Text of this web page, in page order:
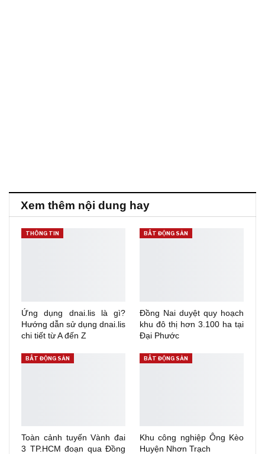
Xem thêm nội dung hay
THÔNG TIN
Ứng dụng dnai.lis là gì?
Hướng dẫn sử dụng dnai.lis
chi tiết từ A đến Z
BẤT ĐỘNG SẢN
Đồng Nai duyệt quy hoạch
khu đô thị hơn 3.100 ha tại
Đại Phước
BẤT ĐỘNG SẢN
Toàn cảnh tuyến Vành đai
3 TP.HCM đoạn qua Đồng
BẤT ĐỘNG SẢN
Khu công nghiệp Ông Kèo
Huyện Nhơn Trạch